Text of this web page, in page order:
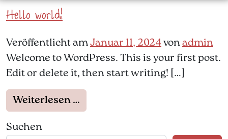
Hello world!
Veröffentlicht am Januar 11, 2024 von admin
Welcome to WordPress. This is your first post.
Edit or delete it, then start writing! […]
Weiterlesen …
Suchen